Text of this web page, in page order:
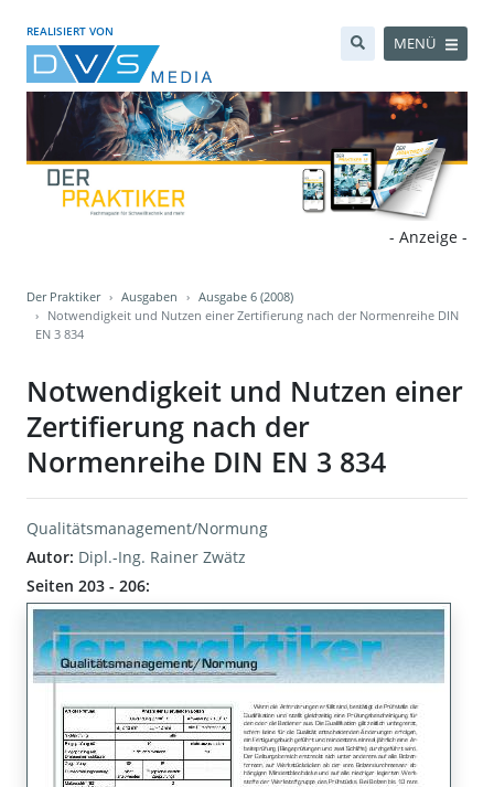
REALISIERT VON
MENÜ
- Anzeige -
Der Praktiker Ausgaben
Ausgabe 6 (2008)
Notwendigkeit und Nutzen einer Zertifierung nach der Normenreihe DIN
EN 3 834
Notwendigkeit und Nutzen einer
Zertifierung nach der
Normenreihe DIN EN 3 834
Qualitätsmanagement/Normung
Autor: Dipl.-Ing. Rainer Zwätz
Seiten 203 - 206: